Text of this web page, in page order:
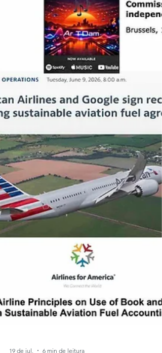
africana, enquanto a California Air
Board (CARB) adiou para novembro de
o prazo de reporte corpo